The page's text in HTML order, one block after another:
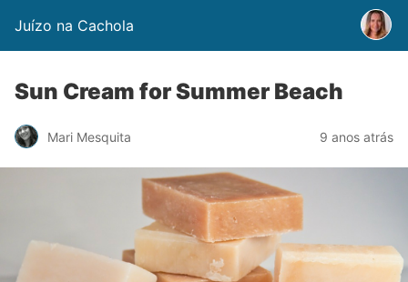
Juízo na Cachola
Sun Cream for Summer Beach
Mari Mesquita 9 anos atrás